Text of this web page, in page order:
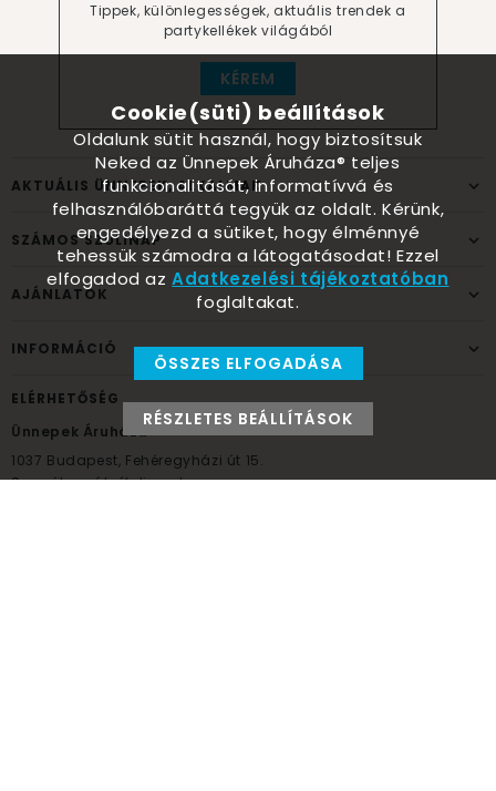
Tippek, különlegességek, aktuális trendek a
partykellékek világából
KÉREM
AKTUÁLIS ÜNNEPEK, ALKALMAK
SZÁMOS SZÜLINAP
AJÁNLATOK
INFORMÁCIÓ
ELÉRHETŐSÉG
Ünnepek Áruháza
1037 Budapest, Fehéregyházi út 15.
Személyes átvételi pont
Cookie(süti) beállítások
Oldalunk sütit használ, hogy biztosítsuk
Neked az Ünnepek Áruháza® teljes
funkcionalitását, informatívvá és
felhasználóbaráttá tegyük az oldalt. Kérünk,
engedélyezd a sütiket, hogy élménnyé
tehessük számodra a látogatásodat! Ezzel
elfogadod azAdatkezelési tájékoztatóban
foglaltakat.
ÖSSZES ELFOGADÁSA
RÉSZLETES BEÁLLÍTÁSOK